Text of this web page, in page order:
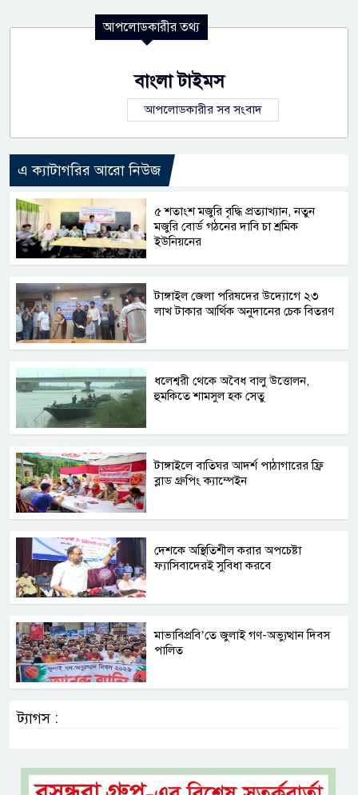
আপলোডকারীর তথ্য
বাংলা টাইমস
আপলোডকারীর সব সংবাদ
এ ক্যাটাগরির আরো নিউজ
৫ শতাংশ মজুরি বৃদ্ধি প্রত্যাখ্যান, নতুন
মজুরি বোর্ড গঠনের দাবি চা শ্রমিক
ইউনিয়নের
টাঙ্গাইল জেলা পরিষদের উদ্যোগে ২৩
লাখ টাকার আর্থিক অনুদানের চেক বিতরণ
ধলেশ্বরী থেকে অবৈধ বালু উত্তোলন,
হুমকিতে শামসুল হক সেতু
টাঙ্গাইলে বাতিঘর আদর্শ পাঠাগারের ফ্রি
ব্লাড গ্রুপিং ক্যাম্পেইন
দেশকে অস্থিতিশীল করার অপচেষ্টা
ফ্যাসিবাদেরই সুবিধা করবে
মাভাবিপ্রবি’তে জুলাই গণ-অভ্যুত্থান দিবস
পালিত
ট্যাগস :